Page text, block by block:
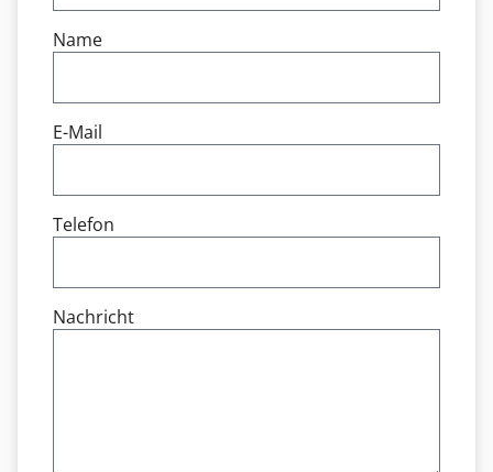
Name
E-Mail
Telefon
Nachricht